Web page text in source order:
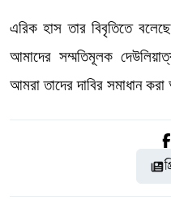
এরিক হাস তার বিবৃতিতে
আমাদের সম্মতিমূলক
আমরা তাদের দাবির সমাধান